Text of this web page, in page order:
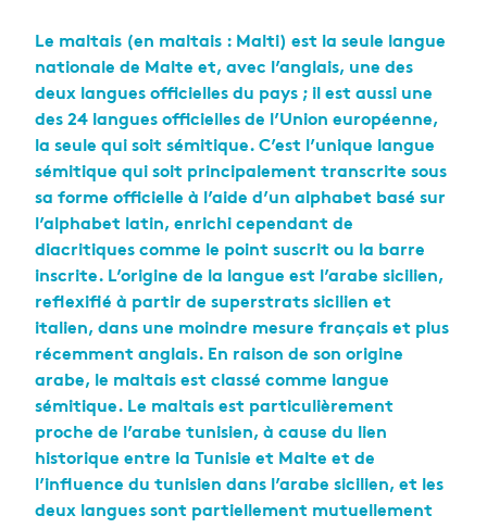
Le maltais (en maltais : Malti) est la seule langue
nationale de Malte et, avec l’anglais, une des
deux langues officielles du pays ; il est aussi une
des 24 langues officielles de l’Union européenne,
la seule qui soit sémitique. C’est l’unique langue
sémitique qui soit principalement transcrite sous
sa forme officielle à l’aide d’un alphabet basé sur
l’alphabet latin, enrichi cependant de
diacritiques comme le point suscrit ou la barre
inscrite. L’origine de la langue est l’arabe sicilien,
reflexifié à partir de superstrats sicilien et
italien, dans une moindre mesure français et plus
récemment anglais. En raison de son origine
arabe, le maltais est classé comme langue
sémitique. Le maltais est particulièrement
proche de l’arabe tunisien, à cause du lien
historique entre la Tunisie et Malte et de
l’influence du tunisien dans l’arabe sicilien, et les
deux langues sont partiellement mutuellement